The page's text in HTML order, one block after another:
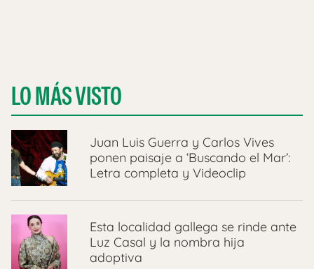
LO MÁS VISTO
Juan Luis Guerra y Carlos Vives
ponen paisaje a ‘Buscando el Mar’:
Letra completa y Videoclip
Esta localidad gallega se rinde ante
Luz Casal y la nombra hija
adoptiva